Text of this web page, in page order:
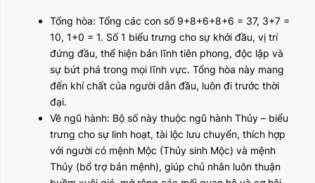
Tổng hòa: Tổng các con số 9+8+6+8+6 = 37, 3+7 =
10, 1+0 = 1. Số 1 biểu trưng cho sự khởi đầu, vị trí
đứng đầu, thể hiện bản lĩnh tiên phong, độc lập và
sự bứt phá trong mọi lĩnh vực. Tổng hòa này mang
đến khí chất của người dẫn đầu, luôn đi trước thời
đại.
Về ngũ hành: Bộ số này thuộc ngũ hành Thủy – biểu
trưng cho sự linh hoạt, tài lộc lưu chuyển, thích hợp
với người có mệnh Mộc (Thủy sinh Mộc) và mệnh
Thủy (bổ trợ bản mệnh), giúp chủ nhân luôn thuận